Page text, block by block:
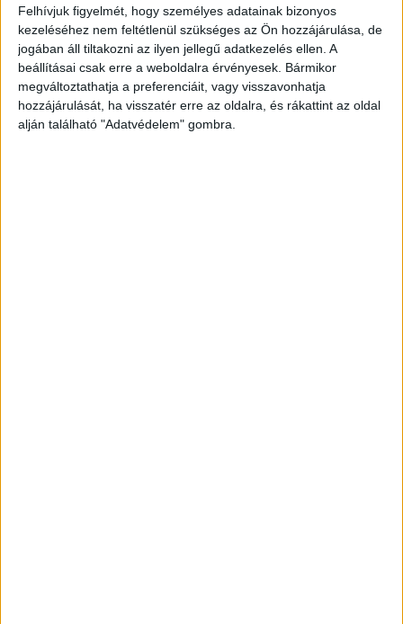
Felhívjuk figyelmét, hogy személyes adatainak bizonyos
kezeléséhez nem feltétlenül szükséges az Ön hozzájárulása, de
jogában áll tiltakozni az ilyen jellegű adatkezelés ellen. A
beállításai csak erre a weboldalra érvényesek. Bármikor
megváltoztathatja a preferenciáit, vagy visszavonhatja
hozzájárulását, ha visszatér erre az oldalra, és rákattint az oldal
alján található "Adatvédelem" gombra.
asszisztense 2025 októberétől 2026 januárjáig
számos, a védőoltást kikerülni igyekvő szülő
gyermeke esetében igazolta valótlanul a kötelező
vakcina beadását az egészségügyi kiskönyvben,
amelyért pénzt fogadtak el. A doktornőre és